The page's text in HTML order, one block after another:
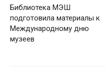
Библиотека МЭШ
подготовила материалы к
Международному дню
музеев